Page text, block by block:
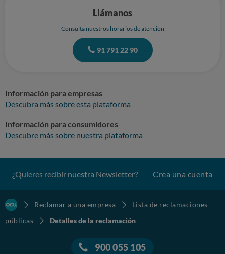
Llámanos
Consulta nuestros horarios de atención
91 791 22 90
Información para empresas
Descubra más sobre esta plataforma
Información para consumidores
Descubre más sobre nuestra plataforma
¿Quieres recibir nuestra Newsletter? Crea una cuenta
Reclamar a una empresa
Lista de reclamaciones
públicas
Detalles de la reclamación
900 055 105